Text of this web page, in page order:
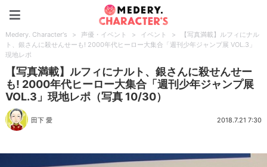
Medery. Character's > 声優・イベント > イベント >
【写真満載】ルフィにナル
ト、銀さんに殺せんせーも! 2000年代ヒーロー大集合「週刊少年ジャンプ展 VOL.3」
現地レポ
【写真満載】ルフィにナルト、銀さんに殺せんせー
も! 2000年代ヒーロー大集合「週刊少年ジャンプ展
VOL.3」現地レポ（写真 10/30）
田下 愛 2018.7.21 7:30